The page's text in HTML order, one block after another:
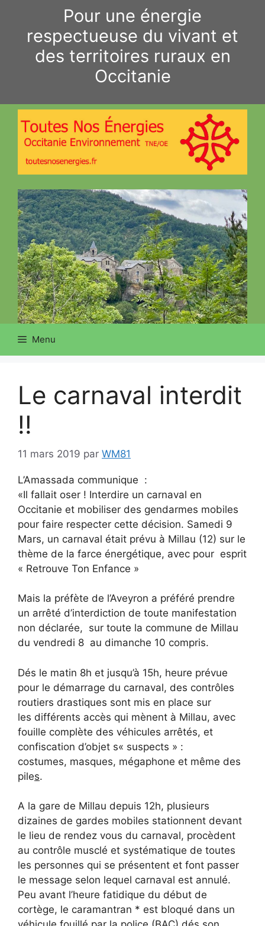
contenu
Pour une énergie
respectueuse du vivant et
des territoires ruraux en
Occitanie
Menu
Le carnaval interdit
!!
11 mars 2019 par WM81
L’Amassada communique :
«Il fallait oser ! Interdire un carnaval en
Occitanie et mobiliser des gendarmes mobiles
pour faire respecter cette décision. Samedi 9
Mars, un carnaval était prévu à Millau (12) sur le
thème de la farce énergétique, avec pour esprit
« Retrouve Ton Enfance »
Mais la préfète de l’Aveyron a préféré prendre
un arrêté d’interdiction de toute manifestation
non déclarée, sur toute la commune de Millau
du vendredi 8 au dimanche 10 compris.
Dés le matin 8h et jusqu’à 15h, heure prévue
pour le démarrage du carnaval, des contrôles
routiers drastiques sont mis en place sur
les différents accès qui mènent à Millau, avec
fouille complète des véhicules arrêtés, et
confiscation d’objet s« suspects » :
costumes, masques, mégaphone et même des
piles.
A la gare de Millau depuis 12h, plusieurs
dizaines de gardes mobiles stationnent devant
le lieu de rendez vous du carnaval, procèdent
au contrôle musclé et systématique de toutes
les personnes qui se présentent et font passer
le message selon lequel carnaval est annulé.
Peu avant l’heure fatidique du début de
cortège, le caramantran * est bloqué dans un